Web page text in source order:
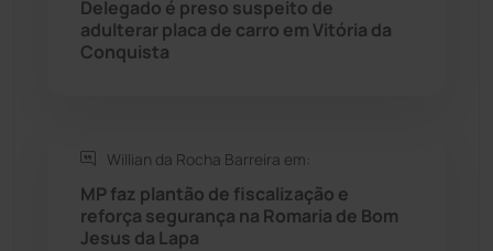
Rio do Pires
Seabra
Sebastião Laranjeiras
Delegado é preso suspeito de
adulterar placa de carro em Vitória da
Conquista
Willian da Rocha Barreira em:
MP faz plantão de fiscalização e
reforça segurança na Romaria de Bom
Jesus da Lapa